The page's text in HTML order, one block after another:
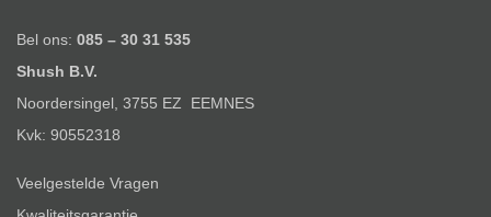
Bel ons: 085 – 30 31 535
Shush B.V.
Noordersingel, 3755 EZ EEMNES
Kvk: 90552318
Veelgestelde Vragen